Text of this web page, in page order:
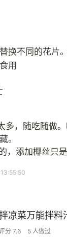
换不同的花片
用
多，随吃随做
。
，添加椰丝只是
凉菜万能拌料
分 7.6 5 人做过